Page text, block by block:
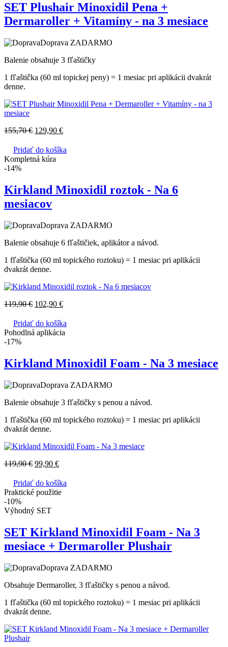
SET Plushair Minoxidil Pena +
Dermaroller + Vitamíny - na 3 mesiace
Doprava ZADARMO
Balenie obsahuje 3 fľaštičky
1 fľaštička (60 ml topickej peny) = 1 mesiac pri aplikácii dvakrát
denne.
155,70€ 129,90 €
Pridať do košíka
Kompletná kúra
-14%
Kirkland Minoxidil roztok - Na 6
mesiacov
Doprava ZADARMO
Balenie obsahuje 6 fľaštičiek, aplikátor a návod.
1 fľaštička (60 ml topického roztoku) = 1 mesiac pri aplikácii
dvakrát denne.
119,90€ 102,90 €
Pridať do košíka
Pohodlná aplikácia
-17%
Kirkland Minoxidil Foam - Na 3 mesiace
Doprava ZADARMO
Balenie obsahuje 3 fľaštičky s penou a návod.
1 fľaštička (60 ml topického roztoku) = 1 mesiac pri aplikácii
dvakrát denne.
119,90€ 99,90 €
Pridať do košíka
Praktické použitie
-10%
Výhodný SET
SET Kirkland Minoxidil Foam - Na 3
mesiace + Dermaroller Plushair
Doprava ZADARMO
Obsahuje Dermaroller, 3 fľaštičky s penou a návod.
1 fľaštička (60 ml topického roztoku) = 1 mesiac pri aplikácii
dvakrát denne.